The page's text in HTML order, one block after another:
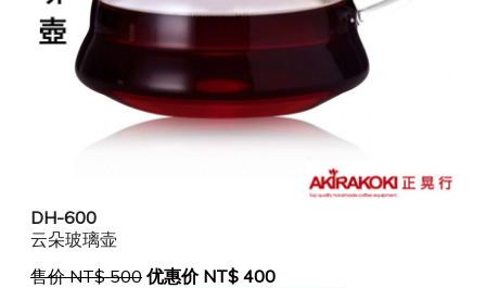
DH-600
云朵玻璃壶
售价 NT$ 500 优惠价 NT$ 400